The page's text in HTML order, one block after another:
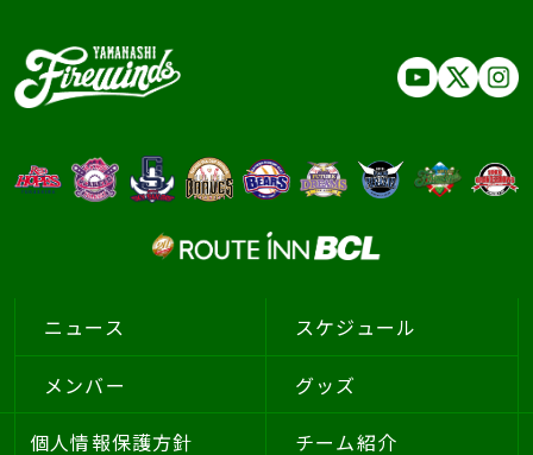
ニュース スケジュール
メンバー
グッズ
個人情報保護方針
チーム紹介